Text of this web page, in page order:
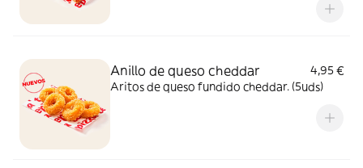
Anillo de queso cheddar
4,95 €
Aritos de queso fundido cheddar. (5uds)